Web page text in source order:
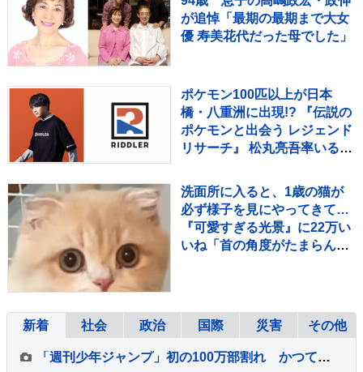
が追悼「最期の最期まで大女
優 寿美花代だった母でした」
ポケモン100匹以上が日本
橋・八重洲に出現!? 『伝説の
ポケモンと出会う レジェンド
リサーチ』 松丸亮吾率いる
イベントも実施
洗面所に入ると、1歳の猫が
必ず様子を見にやってきて…
『可愛すぎる光景』に22万い
いね「首の角度がたまらん」
新着 社会 政治 国際 災害 その他
「週刊少年ジャンプ」初の100万部割れ かつては漫画雑誌で史上最多653万部を記録 国内雑誌で100万部超えゼロに